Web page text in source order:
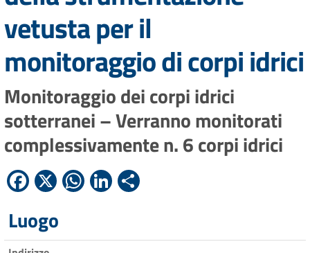
vetusta per il
monitoraggio di corpi idrici
Monitoraggio dei corpi idrici
sotterranei – Verranno monitorati
complessivamente n. 6 corpi idrici
Facebook
X WhatsApp
LinkedIn
Luogo